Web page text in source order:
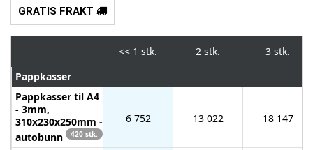
GRATIS FRAKT
<< 1 stk. 2 stk.
3 stk.
Pappkasser
Pappkasser til A4
- 3mm,
310x230x250mm -
autobunn
420 stk.
6 752 13 022 18 147